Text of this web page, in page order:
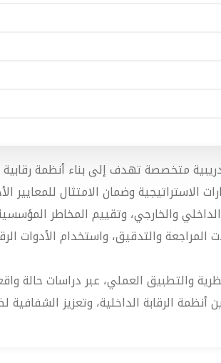
متخصصة تهدف إلى بناء أنظمة رقابية
وضمان الامتثال للمعايير
والخارجي، وتقييم المخاطر
المراجعة والتدقيق، واستخدام الأدوات
والتطبيق العملي، عبر دراسات
الرقابة الداخلية، وتعزيز